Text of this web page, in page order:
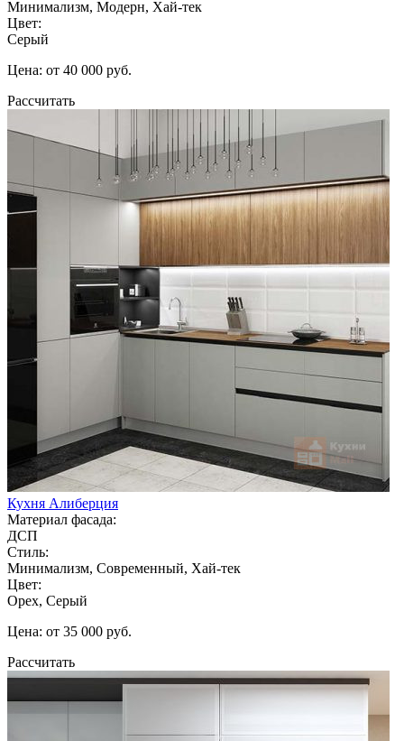
Минимализм, Модерн, Хай-тек
Цвет:
Серый
Цена: от 40 000 руб.
Рассчитать
Кухня Алиберция
Материал фасада:
ДСП
Стиль:
Минимализм, Современный, Хай-тек
Цвет:
Орех, Серый
Цена: от 35 000 руб.
Рассчитать